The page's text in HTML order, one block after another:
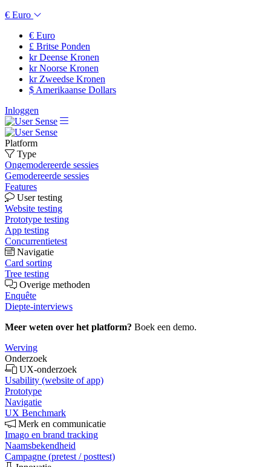
€ Euro
€ Euro
£ Britse Ponden
krDeense Kronen
krNoorse Kronen
krZweedse Kronen
$ Amerikaanse Dollars
Inloggen
Platform
Type
Ongemodereerde sessies
Gemodereerde sessies
Features
User testing
Website testing
Prototype testing
App testing
Concurrentietest
Navigatie
Card sorting
Tree testing
Overige methoden
Enquête
Diepte-interviews
Meer weten over het platform? Boek een demo.
Werving
Onderzoek
UX-onderzoek
Usability (website of app)
Prototype
Navigatie
UX Benchmark
Merk en communicatie
Imago en brand tracking
Naamsbekendheid
Campagne (pretest / posttest)